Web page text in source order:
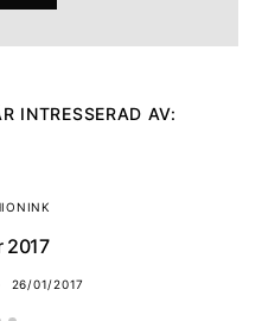
INTRESSERAD AV:
2017
26/01/2017